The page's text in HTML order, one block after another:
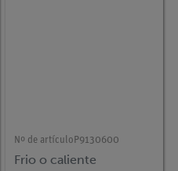
Nº de artículo P9130600
Frio o caliente